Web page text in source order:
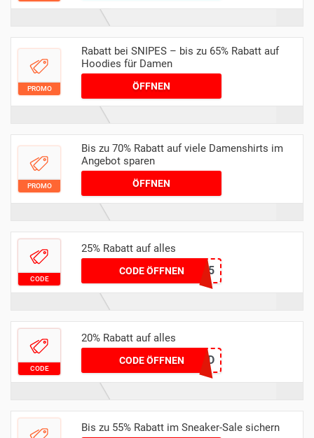
PROMO
Rabatt bei SNIPES – bis zu 65% Rabatt auf
Hoodies für Damen
ÖFFNEN
PROMO
Bis zu 70% Rabatt auf viele Damenshirts im
Angebot sparen
ÖFFNEN
CODE
25% Rabatt auf alles
CODE ÖFFNENMAI25
CODE
20% Rabatt auf alles
CODE ÖFFNENWEEKEND
Bis zu 55% Rabatt im Sneaker-Sale sichern